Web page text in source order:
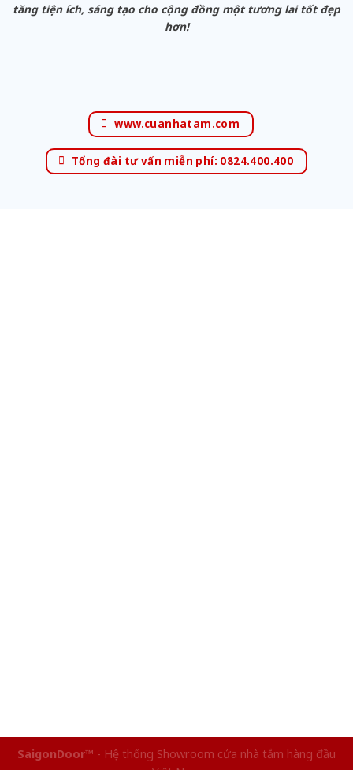
tăng tiện ích, sáng tạo cho cộng đồng một tương lai tốt đẹp
hơn!
www.cuanhatam.com
Tổng đài tư vấn miễn phí: 0824.400.400
SaigonDoor™ - Hệ thống Showroom cửa nhà tắm hàng đầu